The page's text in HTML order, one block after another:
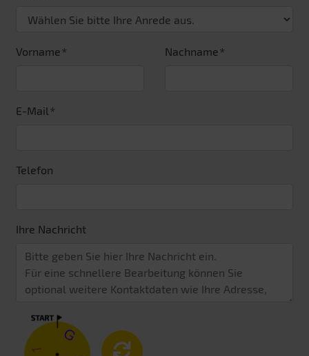
Vorname Nachname
E-Mail
Telefon
Ihre Nachricht